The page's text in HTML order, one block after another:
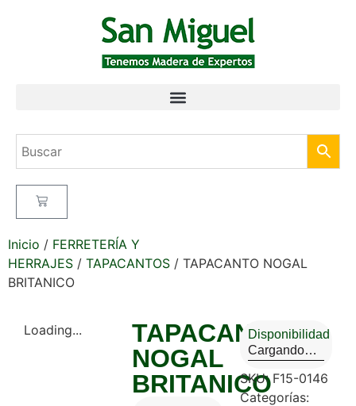
Inicio / FERRETERÍA Y
HERRAJES / TAPACANTOS / TAPACANTO NOGAL
BRITANICO
Loading...
TAPACANTO
NOGAL
BRITANICO
Disponibilidad
Cargando…
SKU:F15-0146
Categorías: